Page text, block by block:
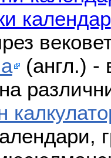
календар
(англ.) -